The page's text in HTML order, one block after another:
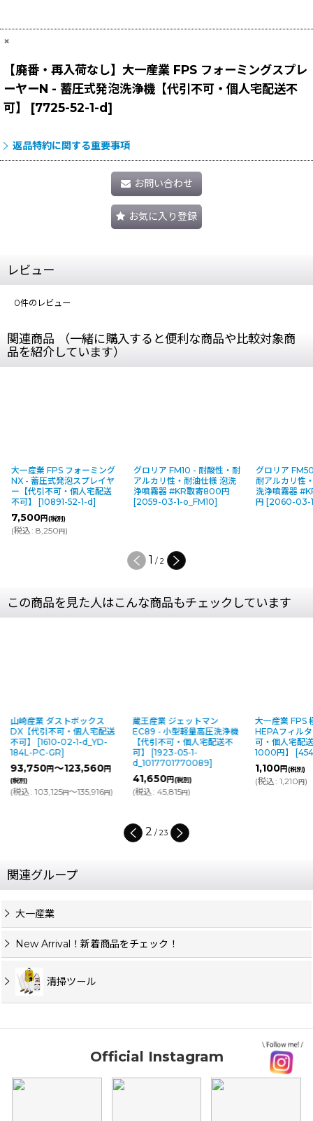
×
【廃番・再入荷なし】大一産業 FPS フォーミングスプレ
ーヤーN - 蓄圧式発泡洗浄機【代引不可・個人宅配送不
可】
[7725-52-1-d]
返品特約に関する重要事項
お問い合わせ
お気に入り登録
レビュー
0件のレビュー
関連商品 （一緒に購入すると便利な商品や比較対象商
品を紹介しています）
大一産業 FPS フォーミング
NX - 蓄圧式発泡スプレイヤ
ー【代引不可・個人宅配送
不可】
[10891-52-1-d]
7,500円(税別)
(税込: 8,250円)
グロリア FM10 - 耐酸性・耐
アルカリ性・耐油仕様 泡洗
浄噴霧器 #KR取寄800円
[2059-03-1-o_FM10]
グロリア
耐アルカリ性
洗浄噴霧器
円 [2060-03-
1 / 2
この商品を見た人はこんな商品もチェックしています
蔵王産業 ジェットマン
EC89 - 小型軽量高圧洗浄機
【代引不可・個人宅配送不
可】 [1923-05-1-
d_1017701770089]
41,650
(税込: 45,815円)
大一産業 FPS 極HEPA用
HEPAフィルター【代引不
可・個人宅配送不可・直送
1000円】 [4540-52-1-d
1,100
(税込: 1,210円)
山崎産業 スモ
120【代引不
不可】 [606-
11C-ID-B
12,460円(税
(税込: 13,706円
2 / 23
関連グループ
大一産業
New Arrival！新着商品をチェック！
清掃ツール
Official Instagram